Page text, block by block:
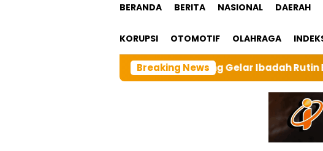
BERANDA BERITA NASIONAL DAERAH
KORUPSI OTOMOTIF OLAHRAGA
Breaking News
Gelar Ibadah Rutin Bulanan,dan sebangai tuan